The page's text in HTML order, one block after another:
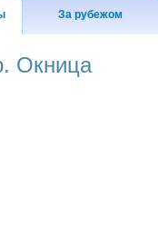
За рубежом
Окница